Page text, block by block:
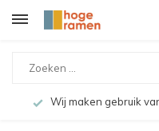
Wij maken gebruik